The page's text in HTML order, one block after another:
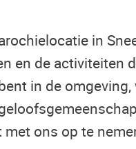
in
en de activiteiten
in de
ons op te